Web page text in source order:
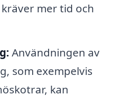
mer tid och
Användningen av
som exempelvis
kan